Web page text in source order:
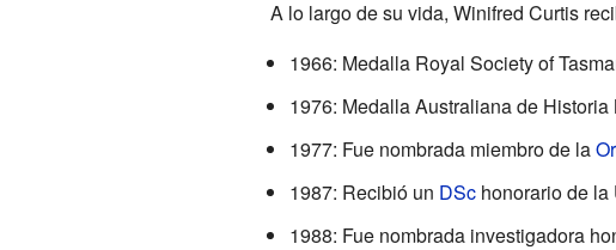
A lo largo de su vida, Winifred Curtis
1966: Medalla Royal Society of
1976: Medalla Australiana de Historia
1977: Fue nombrada miembro de la
1987: Recibió un DSchonorario de la
1988: Fue nombrada investigadora